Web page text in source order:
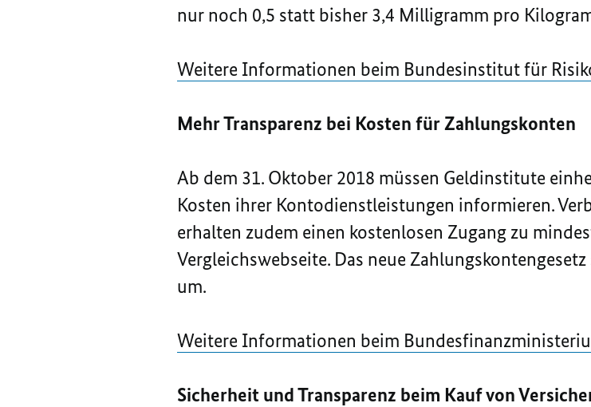
nur noch 0,5 statt bisher 3,4 Milligramm pro
Weitere Informationen beim Bundesinstitut für
Mehr Transparenz bei Kosten für Zahlungskonten
Ab dem 31. Oktober 2018 müssen Geldinstitute
Kosten ihrer Kontodienstleistungen informieren.
erhalten zudem einen kostenlosen Zugang zu
Vergleichswebseite. Das neue
um.
Weitere Informationen beim
Sicherheit und Transparenz beim Kauf von